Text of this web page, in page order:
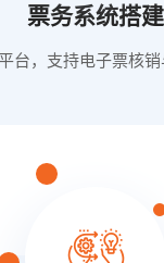
票务系统搭建
台，支持电子票核销